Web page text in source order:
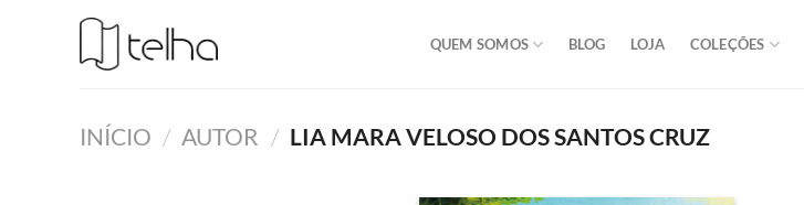
QUEM SOMOS BLOG LOJA COLEÇÕES
INÍCIO / AUTOR / LIA MARA VELOSO DOS SANTOS CRUZ